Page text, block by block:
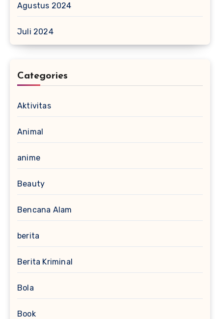
Agustus 2024
Juli 2024
Categories
Aktivitas
Animal
anime
Beauty
Bencana Alam
berita
Berita Kriminal
Bola
Book